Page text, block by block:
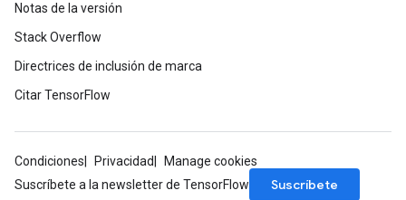
Notas de la versión
Stack Overflow
Directrices de inclusión de marca
Citar TensorFlow
Condiciones Privacidad
Manage cookies
Suscríbete a la newsletter de TensorFlow
Suscríbete